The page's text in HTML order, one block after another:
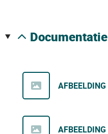
documentatie
AFBEELDING
AFBEELDING